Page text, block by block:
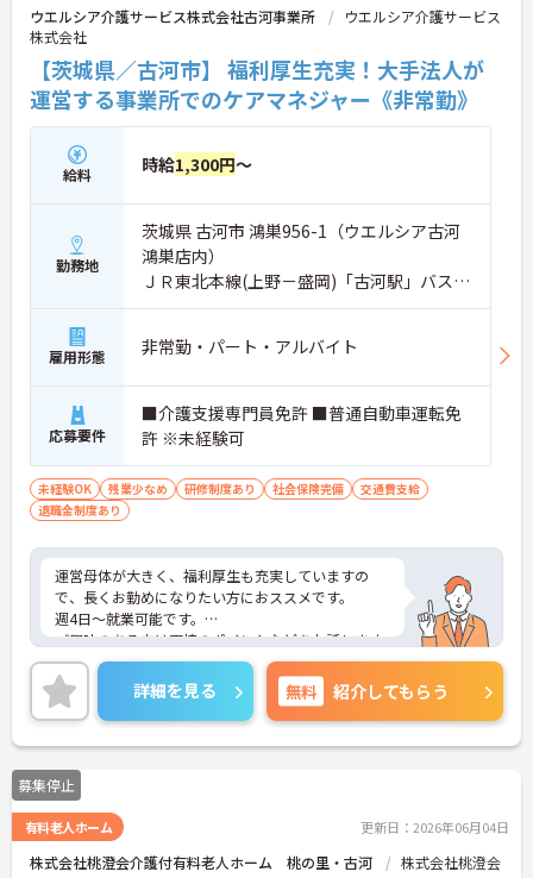
ウエルシア介護サービス株式会社古河事業所
ウエルシア介護サービス
株式会社
【茨城県／古河市】 福利厚生充実！大手法人が
運営する事業所でのケアマネジャー《非常勤》
給料 時給1,300円～
勤務地
茨城県 古河市 鴻巣956-1（ウエルシア古河
鴻巣店内）
ＪＲ東北本線(上野－盛岡)「古河駅」バス・
車8分
雇用形態 非常勤・パート・アルバイト
応募要件
■介護支援専門員免許 ■普通自動車運転免
許 ※未経験可
未経験OK 残業少なめ 研修制度あり 社会保険完備
交通費支給
退職金制度あり
運営母体が大きく、福利厚生も充実していますの
で、長くお勤めになりたい方におススメです。
週4日～就業可能です。
ご興味のある方は面接のポイントなどをお話します
ので、お気軽にお問い合わせください！
詳細を見る 無料 紹介してもらう
募集停止
有料老人ホーム 更新日：2026年06月04日
株式会社桃澄会介護付有料老人ホーム 桃の里・古河 株式会社桃澄会